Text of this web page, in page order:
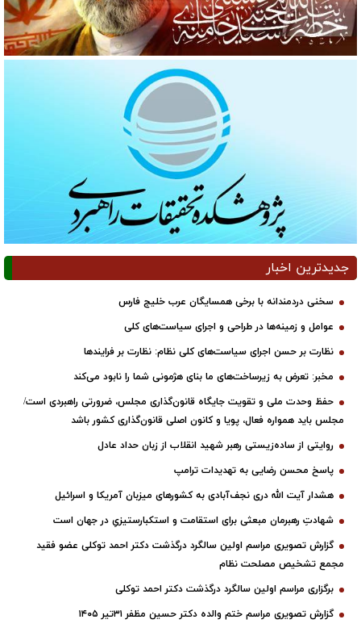
جدیدترین اخبار
سخنی دردمندانه با برخی همسایگان عرب خلیج فارس
عوامل و زمینه‌ها در طراحی و اجرای سیاست‌های کلی
نظارت بر حسن اجرای سیاست‌های کلی نظام: نظارت بر فرایندها
مخبر: تعرض به زیرساخت‌های ما بنای هژمونی شما را نابود می‌کند
حفظ وحدت ملی و تقویت جایگاه قانون‌گذاری مجلس، ضرورتی راهبردی است/
مجلس باید همواره فعال، پویا و کانون اصلی قانون‌گذاری کشور باشد
روایتی از ساده‌زیستی رهبر شهید انقلاب از زبان حداد عادل
پاسخ محسن رضایی به تهدیدات ترامپ
هشدار آیت الله دری نجف‌آبادی به کشورهای میزبان آمریکا و اسرائیل
شهادتِ رهبرمان مبعثی برای استقامت و استکبارستیزیِ در جهان است
گزارش تصویری مراسم اولین سالگرد درگذشت دکتر احمد توکلی عضو فقید
مجمع تشخیص مصلحت نظام
برگزاری مراسم اولین سالگرد درگذشت دکتر احمد توکلی
گزارش تصویری مراسم ختم والده دکتر حسین مظفر ۳۱تیر ۱۴۰۵